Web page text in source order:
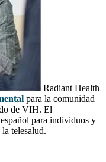
Radiant Health
para la comunidad
de VIH. El
para individuos y
telesalud.